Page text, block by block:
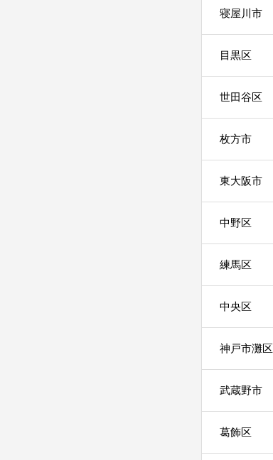
寝屋川市
目黒区
世田谷区
枚方市
東大阪市
中野区
練馬区
中央区
神戸市灘区
武蔵野市
葛飾区